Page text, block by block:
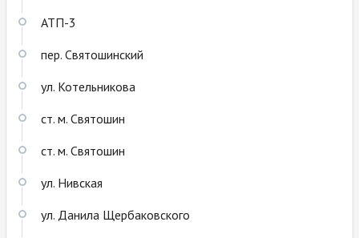
АТП-3
пер. Святошинский
ул. Котельникова
ст. м. Святошин
ст. м. Святошин
ул. Нивская
ул. Данила Щербаковского